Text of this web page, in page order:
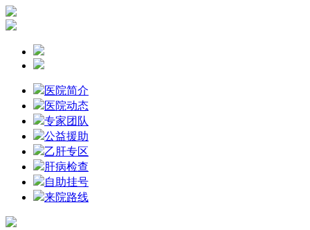
医院简介
医院动态
专家团队
公益援助
乙肝专区
肝病检查
自助挂号
来院路线